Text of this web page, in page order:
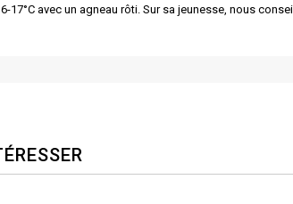
17°C avec un agneau rôti. Sur sa jeunesse, nous